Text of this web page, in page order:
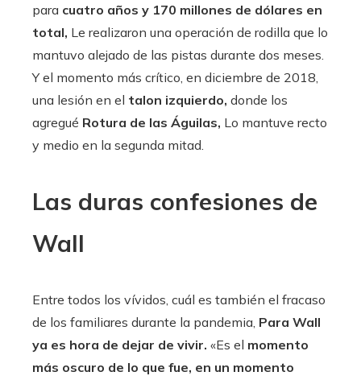
para cuatro años y 170 millones de dólares en
total, Le realizaron una operación de rodilla que lo
mantuvo alejado de las pistas durante dos meses.
Y el momento más crítico, en diciembre de 2018,
una lesión en el talon izquierdo, donde los
agregué Rotura de las Águilas, Lo mantuve recto
y medio en la segunda mitad.
Las duras confesiones de
Wall
Entre todos los vívidos, cuál es también el fracaso
de los familiares durante la pandemia, Para Wall
ya es hora de dejar de vivir. «Es el momento
más oscuro de lo que fue, en un momento